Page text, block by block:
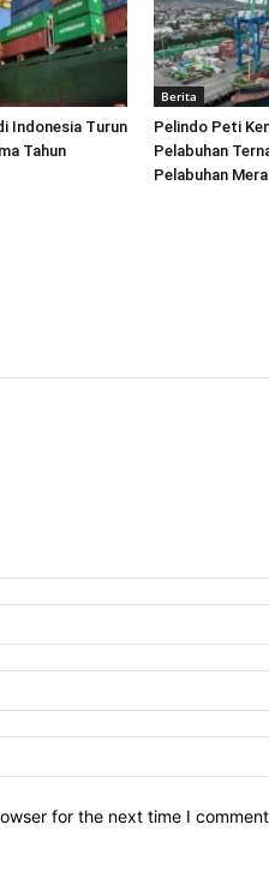
Indonesia Turun
Tahun
Berita
Pelindo Peti
Pelabuhan
Pelabuhan
for the next time I